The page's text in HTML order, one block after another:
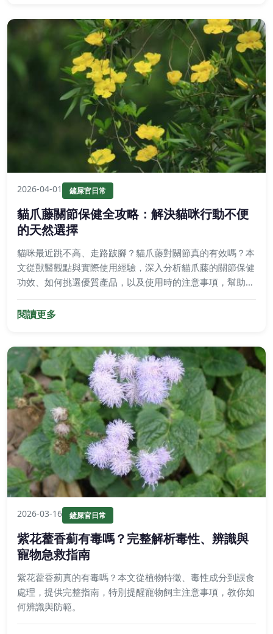
2026-04-01 鏟屎官日常
貓爪藤關節保健全攻略：解決貓咪行動不便
的天然選擇
貓咪最近跳不高、走路跛腳？貓爪藤對關節真的有效嗎？本
文從獸醫觀點與實際使用經驗，深入分析貓爪藤的關節保健
功效、如何挑選優質產品，以及使用時的注意事項，幫助你
為毛孩找到安全有效的天然解方。
閱讀更多
2026-03-16 鏟屎官日常
紫花藿香薊有毒嗎？完整解析毒性、辨識與
寵物急救指南
紫花藿香薊真的有毒嗎？本文從植物特徵、毒性成分到誤食
處理，提供完整指南，特別提醒寵物飼主注意事項，教你如
何辨識與防範。